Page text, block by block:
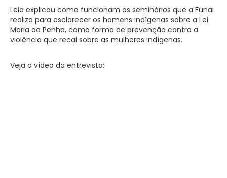
Leia explicou como funcionam os seminários que a Funai
realiza para esclarecer os homens indígenas sobre a Lei
Maria da Penha, como forma de prevenção contra a
violência que recai sobre as mulheres indígenas.
Veja o vídeo da entrevista: